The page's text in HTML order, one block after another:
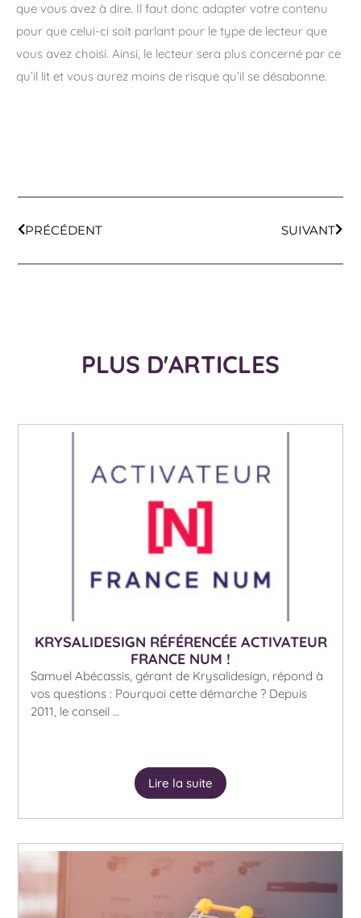
que vous avez à dire. Il faut donc adapter votre contenu
pour que celui-ci soit parlant pour le type de lecteur que
vous avez choisi. Ainsi, le lecteur sera plus concerné par ce
qu’il lit et vous aurez moins de risque qu’il se désabonne.
PRÉCÉDENT SUIVANT
PLUS D'ARTICLES
KRYSALIDESIGN RÉFÉRENCÉE ACTIVATEUR
FRANCE NUM !
Samuel Abécassis, gérant de Krysalidesign, répond à
vos questions : Pourquoi cette démarche ? Depuis
2011, le conseil …
Lire la suite